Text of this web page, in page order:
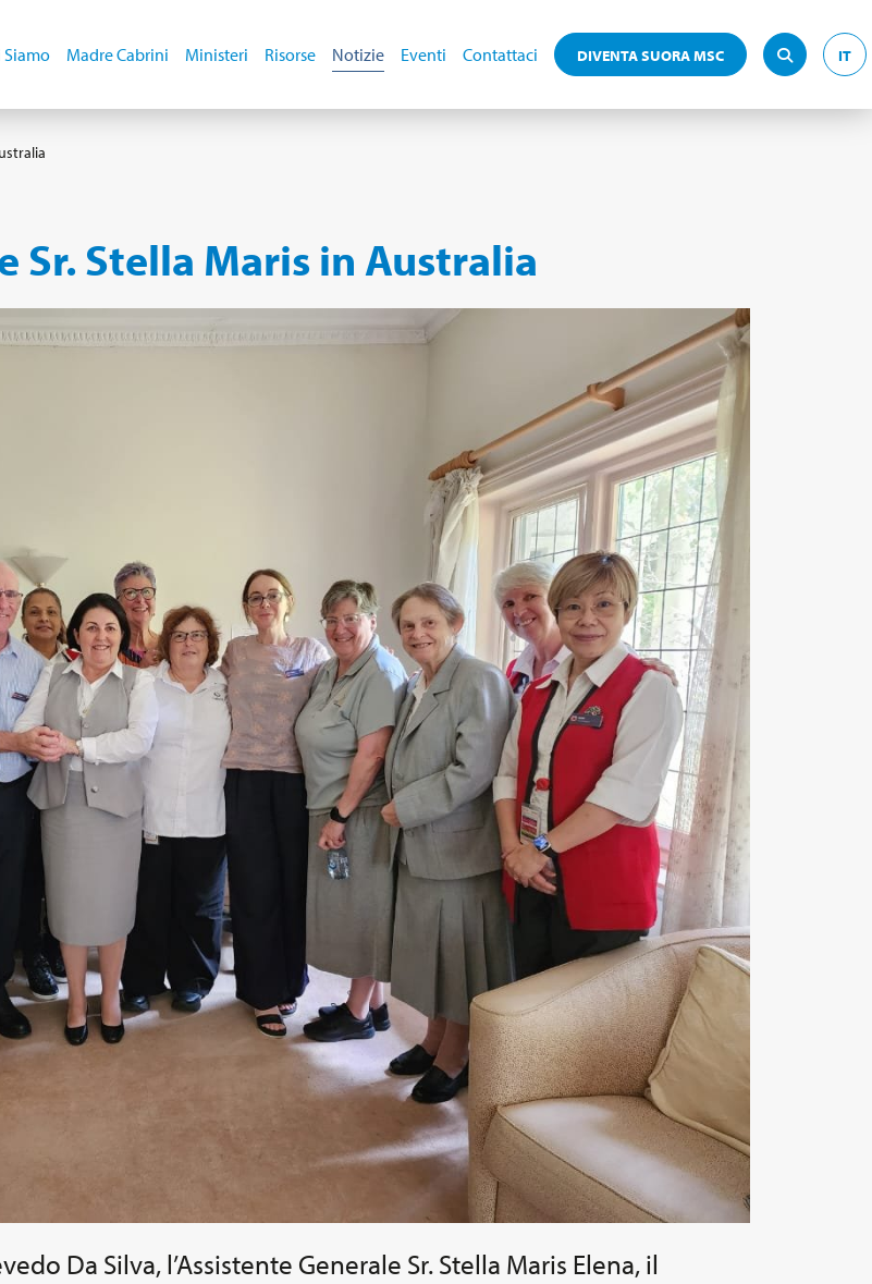
Siamo Madre Cabrini Ministeri Risorse Notizie Eventi Contattaci DIVENTA SUORA MSC IT
Sr. Stella Maris in Australia
Da Silva, l’Assistente Generale Sr. Stella Maris Elena, il